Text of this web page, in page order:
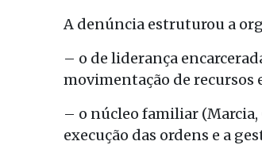
A denúncia estruturou a
– o de liderança
movimentação de recursos
– o núcleo familiar
execução das ordens e a